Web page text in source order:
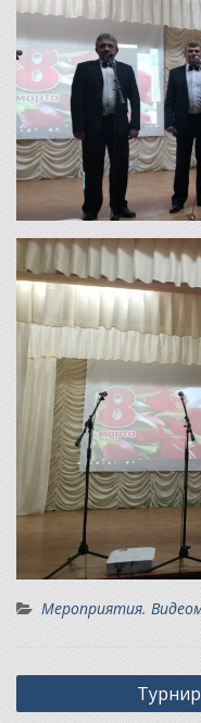
Мероприятия.
Навигация
по